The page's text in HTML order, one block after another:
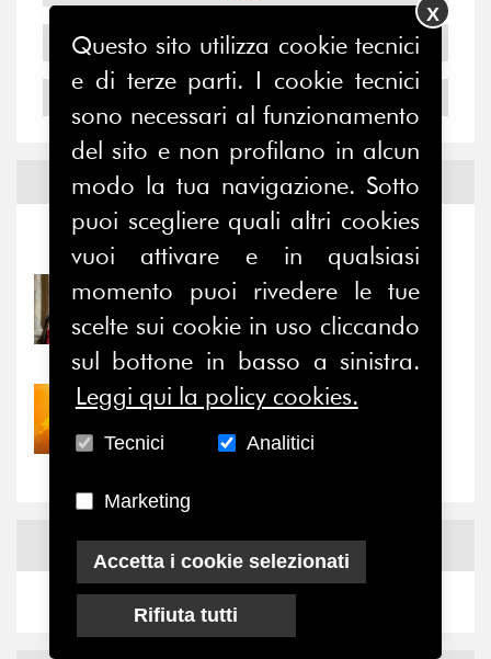
2005
Notizie edEventi
Eventi
31/07/2026
Prima della pausa estiva,
il valore di...
30/07/2026
Nove anni dopo la
“grande cecità”: la...
NewsFacebook
Questo sito utilizza cookie tecnici
e di terze parti. I cookie tecnici
sono necessari al funzionamento
del sito e non profilano in alcun
modo la tua navigazione. Sotto
puoi scegliere quali altri cookies
vuoi attivare e in qualsiasi
momento puoi rivedere le tue
scelte sui cookie in uso cliccando
sul bottone in basso a sinistra.
Leggi qui la policy cookies.
Tecnici Analitici
Marketing
Accetta i cookie selezionati
Rifiuta tutti
X